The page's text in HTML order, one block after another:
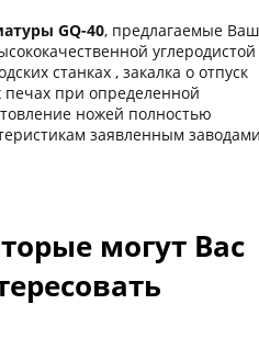
GQ-40, предлагаемые
углеродистой
станках , закалка о отпуск
печах при определенной
ножей полностью
заявленным
могут Вас